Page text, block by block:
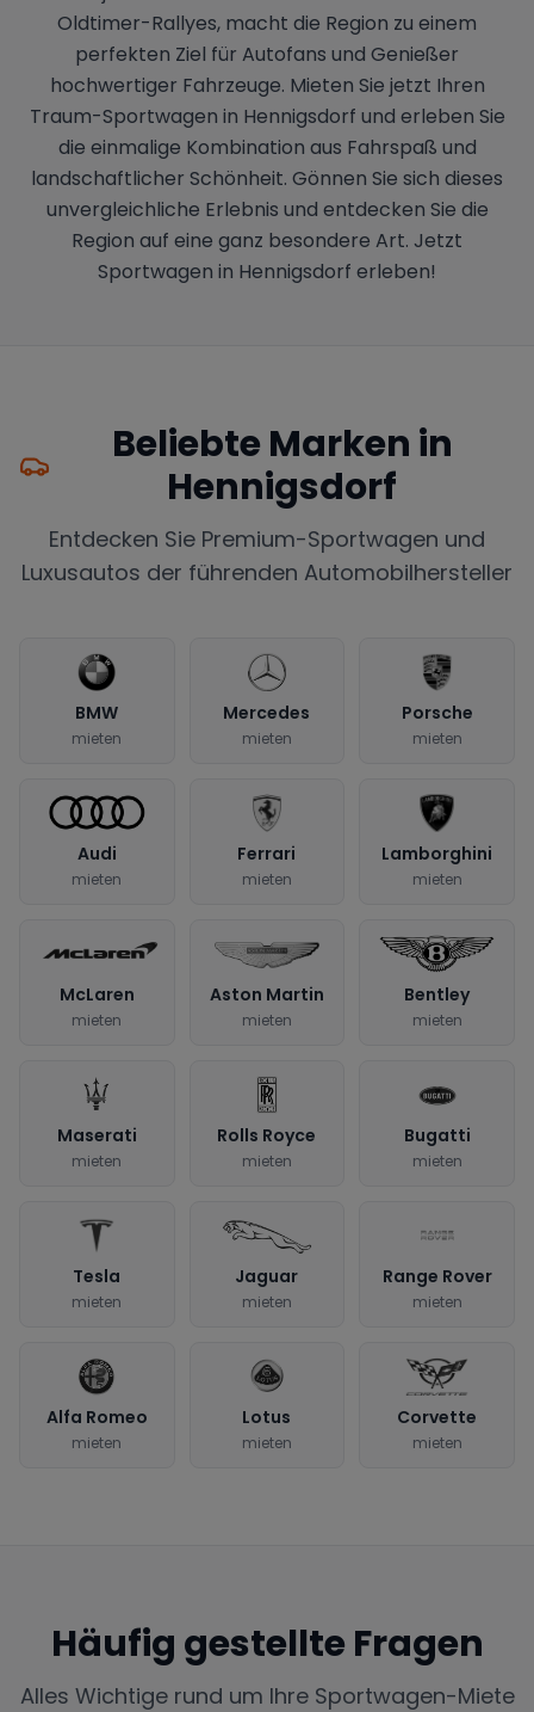
Oldtimer-Rallyes, macht die Region zu einem
perfekten Ziel für Autofans und Genießer
hochwertiger Fahrzeuge. Mieten Sie jetzt Ihren
Traum-Sportwagen in Hennigsdorf und erleben Sie
die einmalige Kombination aus Fahrspaß und
landschaftlicher Schönheit. Gönnen Sie sich dieses
unvergleichliche Erlebnis und entdecken Sie die
Region auf eine ganz besondere Art. Jetzt
Sportwagen in Hennigsdorf erleben!
Beliebte Marken in
Hennigsdorf
Entdecken Sie Premium-Sportwagen und
Luxusautos der führenden Automobilhersteller
BMW
mieten
Mercedes
mieten
Porsche
mieten
Audi
mieten
Ferrari
mieten
Lamborghini
mieten
McLaren
mieten
Aston Martin
mieten
Bentley
mieten
Maserati
mieten
Rolls Royce
mieten
Bugatti
mieten
Tesla
mieten
Jaguar
mieten
Range Rover
mieten
Alfa Romeo
mieten
Lotus
mieten
Corvette
mieten
Häufig gestellte Fragen
Alles Wichtige rund um Ihre Sportwagen-Miete